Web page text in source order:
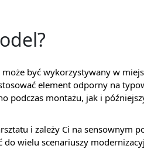
może być wykorzystywany w
element odporny na
podczas montażu, jak i
i zależy Ci na sensownym
do wielu scenariuszy